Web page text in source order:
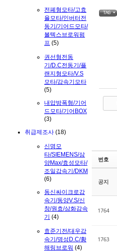
전폐형모타/고효
율모타/인버터전
동기/기어드모타/
볼텍스브로워펌
프 (5)
권선형전동
기/D.C전동기/플
랜지형모타/V.S
모타/감속기모타
(5)
내압방폭형/기어
드모타/기어BOX
(3)
취급제조사 (18)
신명모
타/SIEMENS/삼
양Max/효성모타/
조일감속기/DKM
(6)
동신싸이크로감
속기/동양V.S/신
창/원효/삼화감속
기 (4)
효준기전/대우감
속기/명성D.C/황
해링브로워 (4)
TAG •
번호
공지
1764
1763